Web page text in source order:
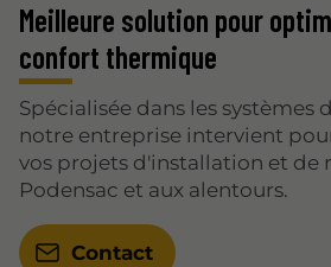
Meilleure solution pour
confort thermique
Spécialisée dans les systèmes
notre entreprise intervient
vos projets d'installation et de
Podensac et aux alentours.
Contact